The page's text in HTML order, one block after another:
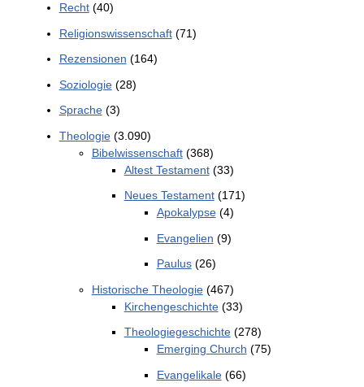
Recht(40)
Religionswissenschaft(71)
Rezensionen (164)
Soziologie(28)
Sprache(3)
Theologie(3.090)
Bibelwissenschaft(368)
Altest Testament(33)
Neues Testament(171)
Apokalypse(4)
Evangelien (9)
Paulus(26)
Historische Theologie(467)
Kirchengeschichte(33)
Theologiegeschichte(278)
Emerging Church (75)
Evangelikale(66)